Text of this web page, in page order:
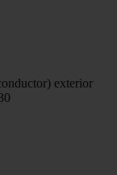
exterior